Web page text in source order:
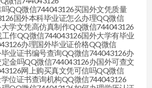
QQ微信744043126买国外文凭质量
国外本科毕业证怎么办理QQ微信
学文凭高仿真制作QQ微信744043126
作QQ微信744043126国外大学有毕业
办理国外毕业证价格QQ微信
业证书编号查询QQ微信744043126办
金吗QQ微信744043126办国外可查文
网上购买真文凭可信吗QQ微信
位证书查询机构QQ微信744043126